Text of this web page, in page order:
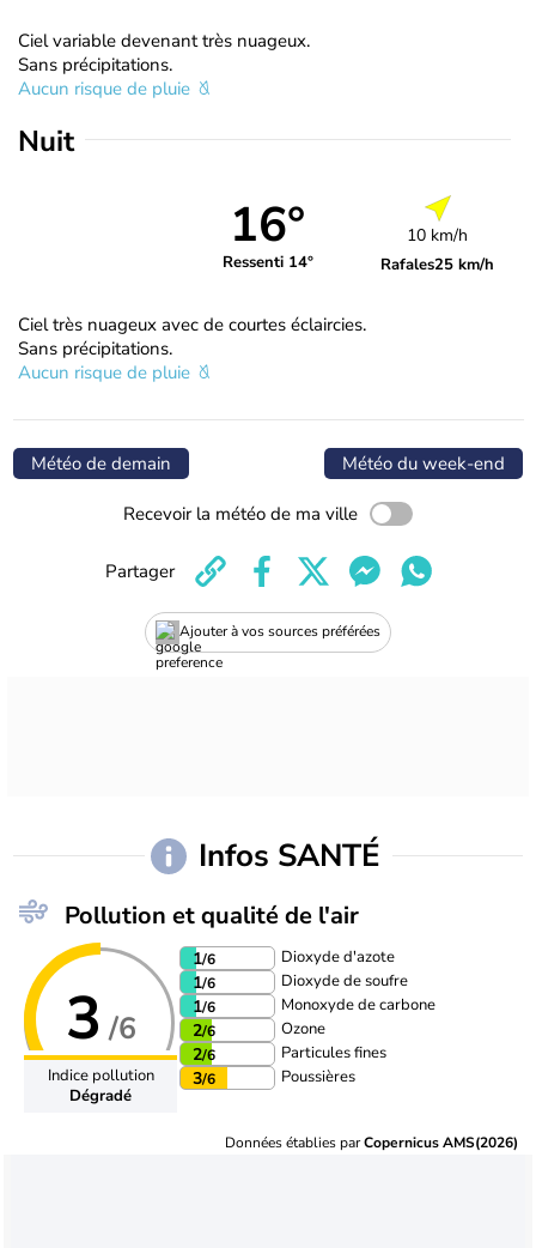
Ciel variable devenant très nuageux.
Sans précipitations.
Aucun risque de pluie
Nuit
16°
Ressenti 14°
10 km/h
Rafales25 km/h
Ciel très nuageux avec de courtes éclaircies.
Sans précipitations.
Aucun risque de pluie
Météo de demain Météo du week-end
Recevoir la météo de ma ville
Ajouter à vos sources préférées
Partager
Infos SANTÉ
Pollution et qualité de l'air
3 /6
Indice pollution
Dégradé
1/6 Dioxyde d'azote
1/6 Dioxyde de soufre
1/6 Monoxyde de carbone
2/6 Ozone
2/6 Particules fines
3/6 Poussières
Données établies parCopernicus AMS(2026)